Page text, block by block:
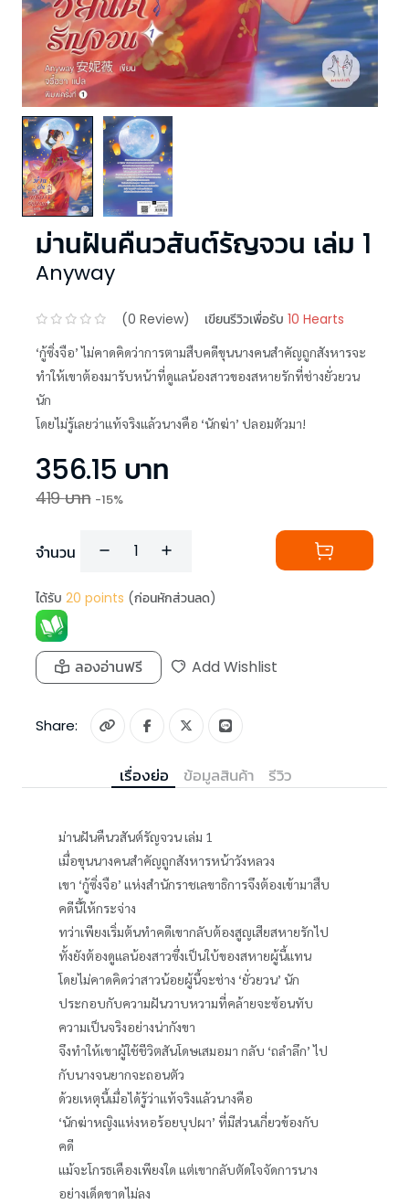
ม่านฝันคืนวสันต์รัญจวน เล่ม 1
Anyway
(0 Review) เขียนรีวิวเพื่อรับ 10 Hearts
‘กู้ซิ่งจือ’ ไม่คาดคิดว่าการตามสืบคดีขุนนางคนสำคัญถูกสังหารจะ
ทำให้เขาต้องมารับหน้าที่ดูแลน้องสาวของสหายรักที่ช่างยั่วยวน
นัก
โดยไม่รู้เลยว่าแท้จริงแล้วนางคือ ‘นักฆ่า’ ปลอมตัวมา!
356.15 บาท
419บาท -15%
จำนวน
ได้รับ 20 points (ก่อนหักส่วนลด)
ลองอ่านฟรี Add Wishlist
Share:
เรื่องย่อ ข้อมูลสินค้า รีวิว
ม่านฝันคืนวสันต์รัญจวน เล่ม 1
เมื่อขุนนางคนสำคัญถูกสังหารหน้าวังหลวง
เขา ‘กู้ซิ่งจือ’ แห่งสำนักราชเลขาธิการจึงต้องเข้ามาสืบ
คดีนี้ให้กระจ่าง
ทว่าเพียงเริ่มต้นทำคดีเขากลับต้องสูญเสียสหายรักไป
ทั้งยังต้องดูแลน้องสาวซึ่งเป็นใบ้ของสหายผู้นี้แทน
โดยไม่คาดคิดว่าสาวน้อยผู้นี้จะช่าง ‘ยั่วยวน’ นัก
ประกอบกับความฝันวาบหวามที่คล้ายจะซ้อนทับ
ความเป็นจริงอย่างน่ากังขา
จึงทำให้เขาผู้ใช้ชีวิตสันโดษเสมอมา กลับ ‘ถลำลึก’ ไป
กับนางจนยากจะถอนตัว
ด้วยเหตุนี้เมื่อได้รู้ว่าแท้จริงแล้วนางคือ
‘นักฆ่าหญิงแห่งหอร้อยบุปผา’ ที่มีส่วนเกี่ยวข้องกับ
คดี
แม้จะโกรธเคืองเพียงใด แต่เขากลับตัดใจจัดการนาง
อย่างเด็ดขาดไม่ลง